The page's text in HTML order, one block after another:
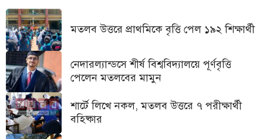
মতলব উত্তরে প্রাথমিকে বৃত্তি পেল ১৯২ শিক্ষার্থী
নেদারল্যান্ডসে শীর্ষ বিশ্ববিদ্যালয়ে পূর্ণবৃত্তি
পেলেন মতলবের মামুন
শার্টে লিখে নকল, মতলব উত্তরে ৭ পরীক্ষার্থী
বহিষ্কার